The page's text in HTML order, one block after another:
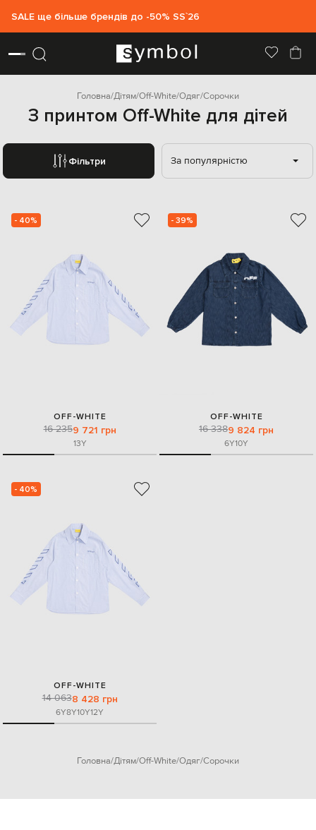
SALE ще більше брендів до -50% SS`26
Головна Дітям Off-White Одяг Сорочки
З принтом Off-White для дітей
Фільтри За популярністю
- 40%
OFF-WHITE
16 2359 721 грн
13Y
- 39%
OFF-WHITE
16 3389 824 грн
6Y10Y
- 40%
OFF-WHITE
14 0638 428 грн
6Y8Y10Y12Y
Головна Дітям Off-White Одяг Сорочки